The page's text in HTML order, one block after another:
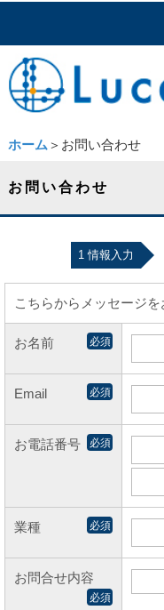
ホーム ＞お問い合わせ
お問い合わせ